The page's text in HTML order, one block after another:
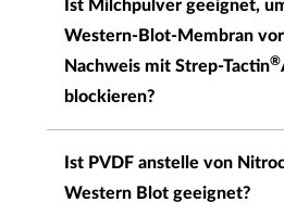
Biotin enthält, das von Strep-
erkannt werden würde und
Hintergrund erzeugt. Bitte
Ist Milchpulver geeignet,
Western-Blot-Membran
Nachweis mit Strep-Tactin®
blockieren?
Biotin enthält, das von Strep-
erkannt werden würde, und
Ist PVDF anstelle von
Western Blot geeignet?